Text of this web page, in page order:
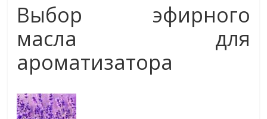
Выбор эфирного
масла для
ароматизатора